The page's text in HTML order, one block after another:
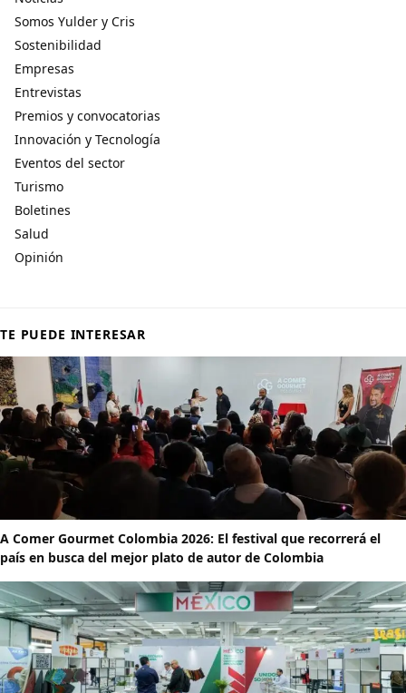
Somos Yulder y Cris
Sostenibilidad
Empresas
Entrevistas
Premios y convocatorias
Innovación y Tecnología
Eventos del sector
Turismo
Boletines
Salud
Opinión
TE PUEDE INTERESAR
A Comer Gourmet Colombia 2026: El festival que recorrerá el
país en busca del mejor plato de autor de Colombia